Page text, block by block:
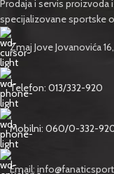
Prodaja i servis
specijalizovane sportske
Zmaj Jove Jovanovića
Telefon: 013/332-920
Mobilni: 060/0-332-
Email: